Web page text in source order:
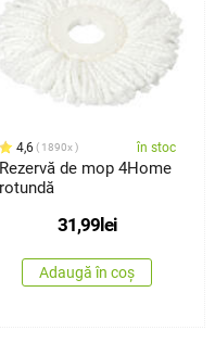
4,6 1890x în stoc
Rezervă de mop 4Home
rotundă
31,99 lei
Adaugă în coș